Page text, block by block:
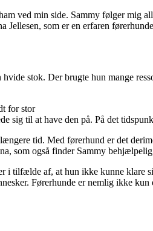
ved min side. Sammy følger mig
som er en erfaren
stok. Der brugte hun mange
sig til at have den på. På det
tid. Med førerhund er det
som også finder Sammy
i tilfælde af, at hun ikke kunne
Førerhunde er nemlig ikke